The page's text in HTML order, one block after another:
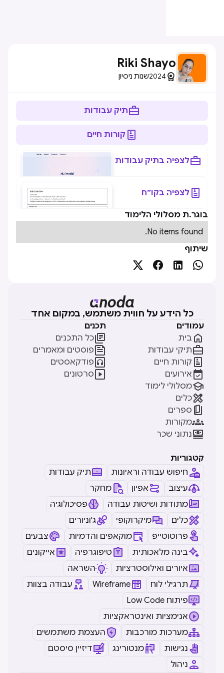
Riki Shayo

2024שנות ניסיון
תיק עבודות
 קורות חיים
לצפיה בתיק עבודות
 לצפיה בקו״ח
בוגר.ת מסלולי הלימוד
No items found.
שיתוף




כל הידע על חווית משתמש, במקום אחד
עמודים
בית 
תיקי עבודות
קורות חיים 
אירועים 
מסלולי לימוד
כלים
ספרים 
מקורות
נתוני שכר
תכנים
כל התכנים
פוסטים ומאמרים
פודקאסטים
סרטונים
קטגוריות
חיפוש עבודה וראיונות
תיק עבודות
עיצוב
אפיון
מחקר
מתודות ושיטות עבודה
פסיכולוגיה
כלים
מיקרוקופי
ג'וניורים
פרוטוטייפ
מוקאפים והדמיות
צבעים
בינה מלאכותית
טיפוגרפיה
אייקונים
איורים ואילוסטרציות
השראה
תרגילי לוח
Wireframe
עבודה בצוות
Low Code פיתוח
אנימציות ואינטראקציות
מערכות מורכבות
העצמת משתמשים
נגישות
מנטורינג
דיזיין סיסטם
ניהול